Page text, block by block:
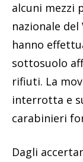
alcuni mezzi
nazionale del
hanno
sottosuolo
rifiuti. La
interrotta e
carabinieri
Dagli